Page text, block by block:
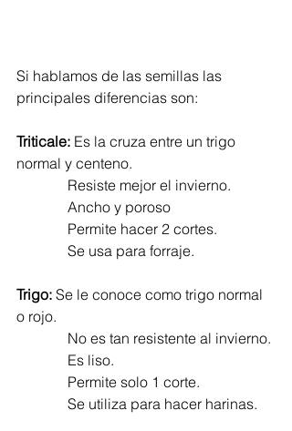
Si hablamos de las semillas las
principales diferencias son:
Triticale: Es la cruza entre un trigo
normal y centeno.
              Resiste mejor el invierno.
              Ancho y poroso
              Permite hacer 2 cortes.
              Se usa para forraje.
Trigo: Se le conoce como trigo normal
o rojo.
              No es tan resistente al invierno.
              Es liso.
              Permite solo 1 corte.
              Se utiliza para hacer harinas.